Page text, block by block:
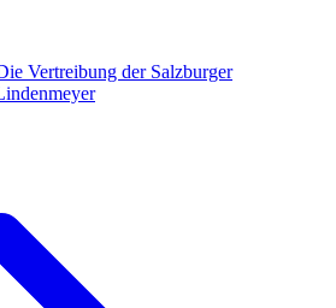
Vertreibung der Salzburger